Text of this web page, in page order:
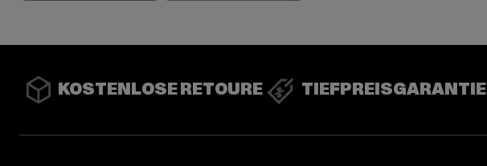
KOSTENLOSE RETOURE TIEFPREISGARANTIE